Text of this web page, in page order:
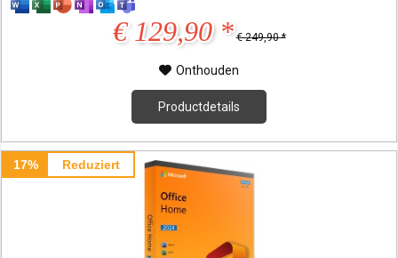
€ 129,90 * € 249,90 *
Onthouden
Productdetails
17% Reduziert